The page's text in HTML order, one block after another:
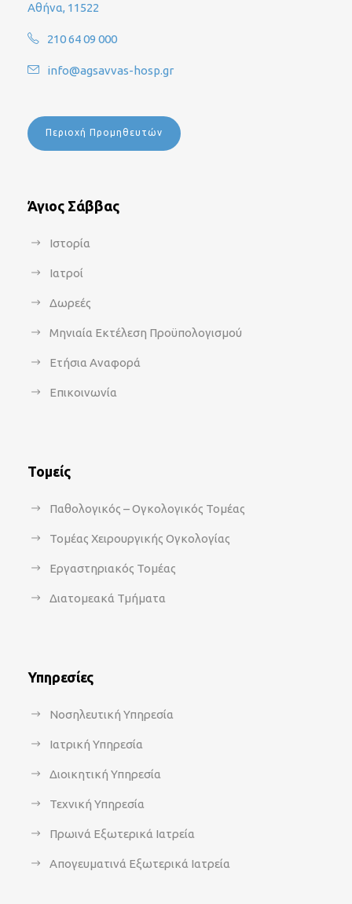
Αθήνα, 11522
210 64 09 000
info@agsavvas-hosp.gr
Περιοχή Προμηθευτών
Άγιος Σάββας
Ιστορία
Ιατροί
Δωρεές
Μηνιαία Εκτέλεση Προϋπολογισμού
Ετήσια Αναφορά
Επικοινωνία
Τομείς
Παθολογικός – Ογκολογικός Τομέας
Τομέας Χειρουργικής Ογκολογίας
Εργαστηριακός Τομέας
Διατομεακά Τμήματα
Υπηρεσίες
Νοσηλευτική Υπηρεσία
Ιατρική Υπηρεσία
Διοικητική Υπηρεσία
Τεχνική Υπηρεσία
Πρωινά Εξωτερικά Ιατρεία
Απογευματινά Εξωτερικά Ιατρεία